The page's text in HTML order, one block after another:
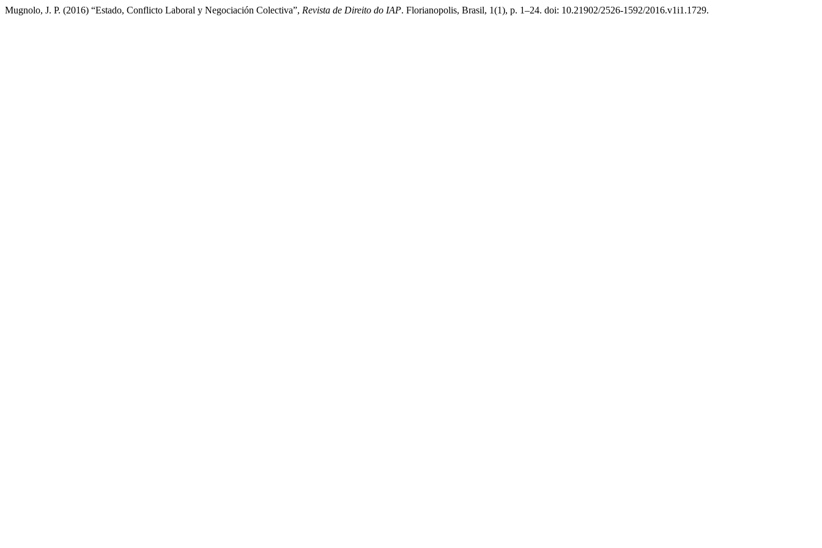
Mugnolo, J. P. (2016) “Estado, Conflicto Laboral y Negociación Colectiva”, Revista de Direito do IAP. Florianopolis, Brasil, 1(1), p. 1–24. doi: 10.21902/2526-1592/2016.v1i1.1729.